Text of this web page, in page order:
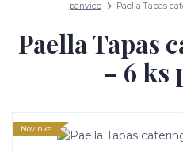
panvice
Paella Tapas
Paella Tapas
– 6 ks
Novinka